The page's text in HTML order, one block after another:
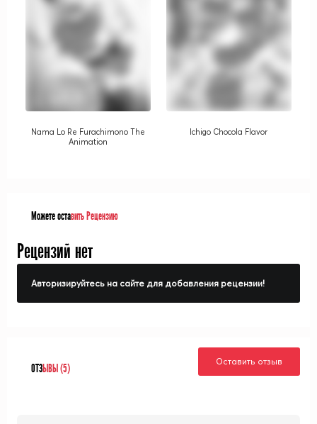
Nama Lo Re Furachimono The
Animation
Ichigo Chocola Flavor
Можете оставить Рецензию
Рецензий нет
Авторизируйтесь на сайте для добавления рецензии!
ОТЗЫВЫ (5)
Оставить отзыв